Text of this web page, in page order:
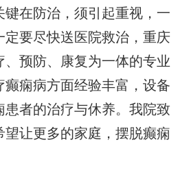
在防治，须引起重视，一
定要尽快送医院救治，重庆
预防、康复为一体的专业
痫病方面经验丰富，设备
患者的治疗与休养。我院致
望让更多的家庭，摆脱癫痫